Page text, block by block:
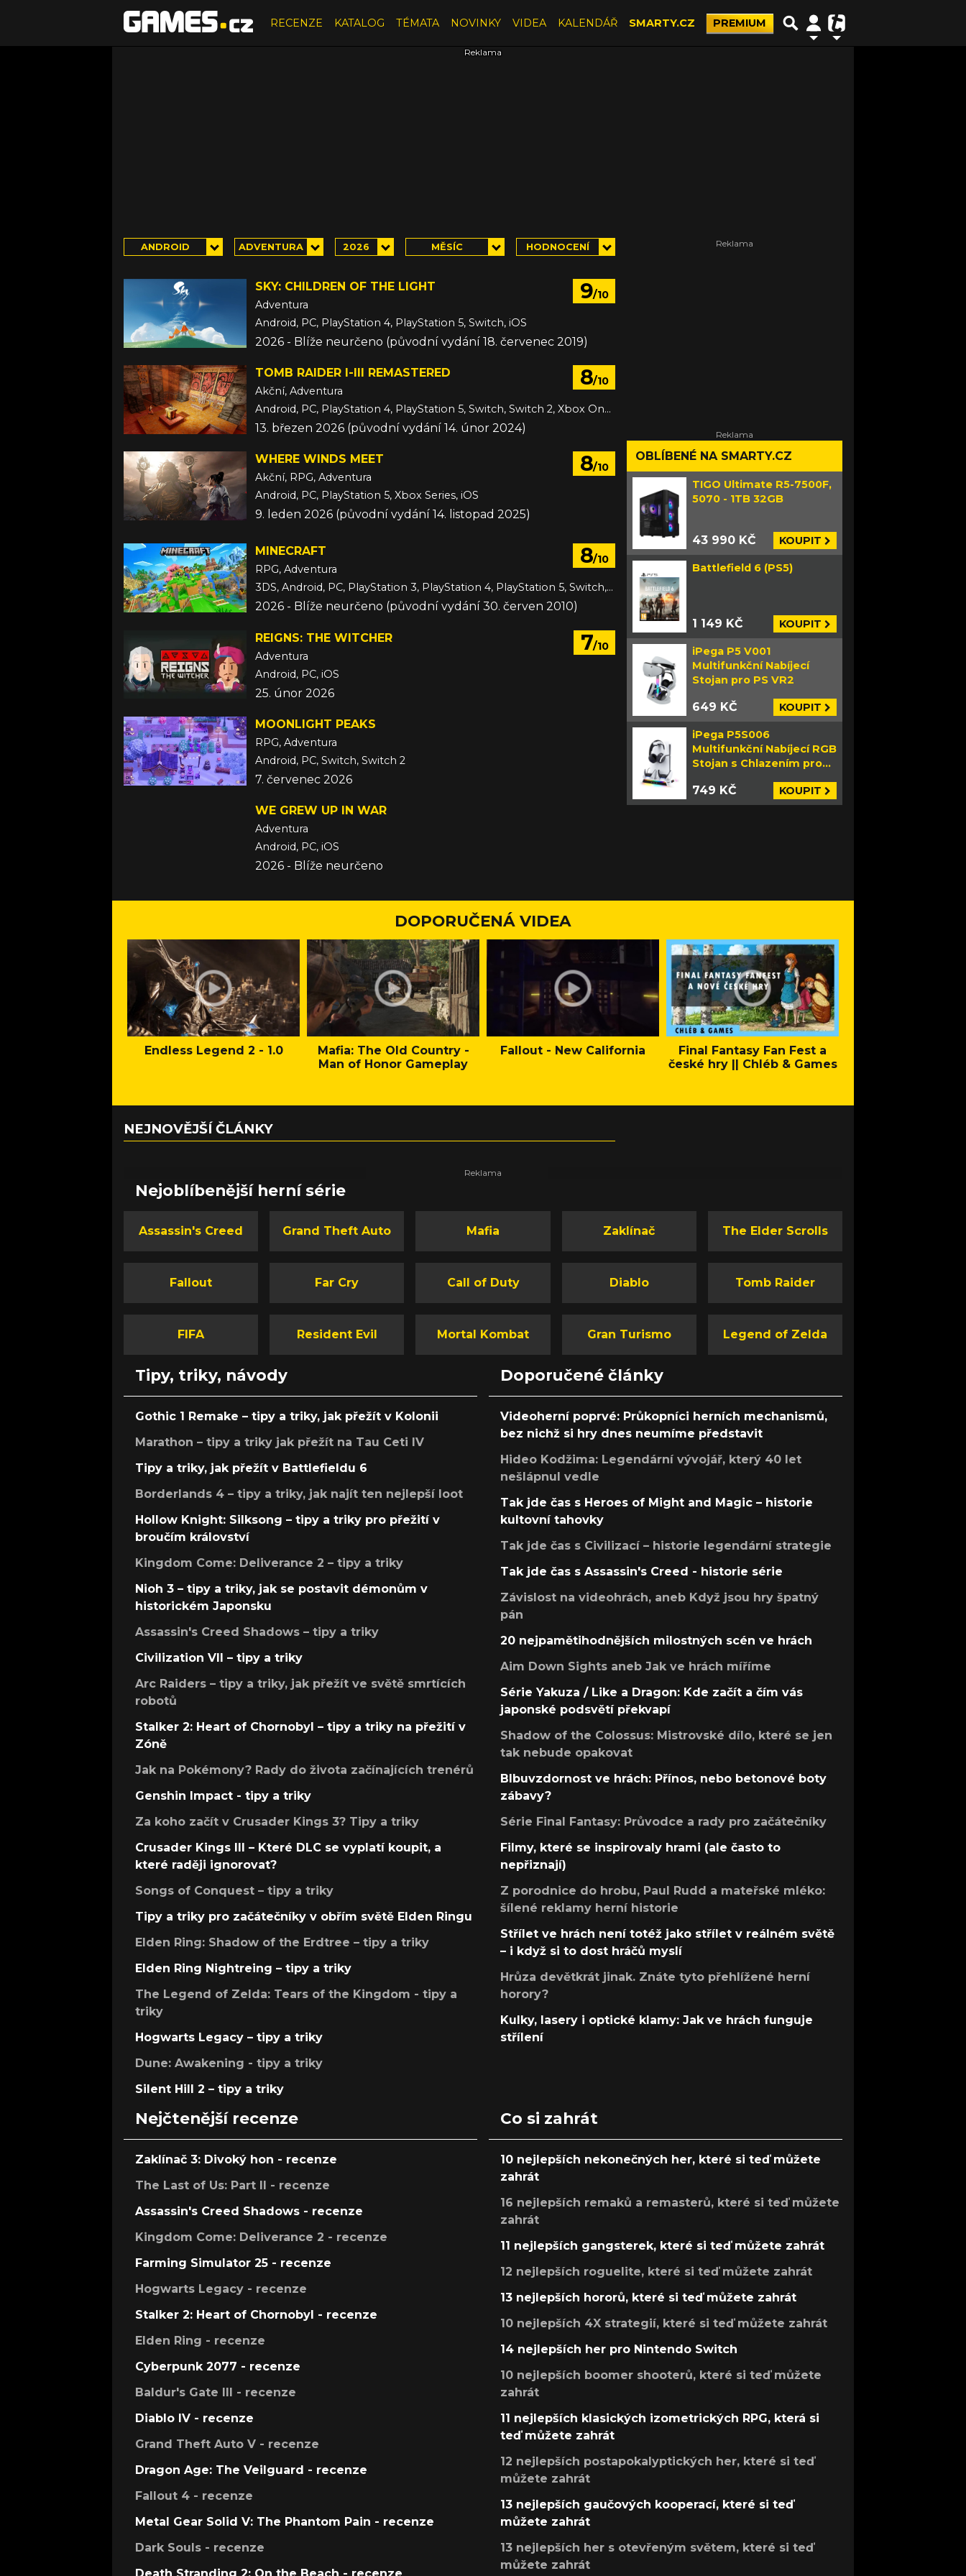
RECENZE KATALOG TÉMATA NOVINKY VIDEA KALENDÁŘ SMARTY.CZ PREMIUM
ANDROID ADVENTURA 2026 MĚSÍC HODNOCENÍ
9/10
SKY: CHILDREN OF THE LIGHT
Adventura
Android, PC, PlayStation 4, PlayStation 5, Switch, iOS
2026 - Blíže neurčeno (původní vydání 18. červenec 2019)
8/10
TOMB RAIDER I-III REMASTERED
Akční, Adventura
Android, PC, PlayStation 4, PlayStation 5, Switch, Switch 2, Xbox One, Xbox Series, iOS
13. březen 2026 (původní vydání 14. únor 2024)
8/10
WHERE WINDS MEET
Akční, RPG, Adventura
Android, PC, PlayStation 5, Xbox Series, iOS
9. leden 2026 (původní vydání 14. listopad 2025)
8/10
MINECRAFT
RPG, Adventura
3DS, Android, PC, PlayStation 3, PlayStation 4, PlayStation 5, Switch, Switch 2, VITA, Wii U, Xbox 360, Xbox One, Xbox Series, iOS
2026 - Blíže neurčeno (původní vydání 30. červen 2010)
7/10
REIGNS: THE WITCHER
Adventura
Android, PC, iOS
25. únor 2026
MOONLIGHT PEAKS
RPG, Adventura
Android, PC, Switch, Switch 2
7. červenec 2026
WE GREW UP IN WAR
Adventura
Android, PC, iOS
2026 - Blíže neurčeno
OBLÍBENÉ NA SMARTY.CZ
TIGO Ultimate R5-7500F,
5070 - 1TB 32GB
43 990 KČ KOUPIT
Battlefield 6 (PS5)
1 149 KČ KOUPIT
iPega P5 V001
Multifunkční Nabíjecí
Stojan pro PS VR2
649 KČ KOUPIT
iPega P5S006
Multifunkční Nabíjecí RGB
Stojan s Chlazením pro
749 KČ KOUPIT
DOPORUČENÁ VIDEA
Endless Legend 2 - 1.0
Mafia: The Old Country -
Man of Honor Gameplay
Fallout - New California
Final Fantasy Fan Fest a
české hry || Chléb & Games
NEJNOVĚJŠÍ ČLÁNKY
Nejoblíbenější herní série
Assassin's Creed Grand Theft Auto Mafia Zaklínač The Elder Scrolls
Fallout Far Cry Call of Duty Diablo Tomb Raider
FIFA Resident Evil Mortal Kombat Gran Turismo Legend of Zelda
Tipy, triky, návody
Gothic 1 Remake – tipy a triky, jak přežít v Kolonii
Marathon – tipy a triky jak přežít na Tau Ceti IV
Tipy a triky, jak přežít v Battlefieldu 6
Borderlands 4 – tipy a triky, jak najít ten nejlepší loot
Hollow Knight: Silksong – tipy a triky pro přežití v
broučím království
Kingdom Come: Deliverance 2 – tipy a triky
Nioh 3 – tipy a triky, jak se postavit démonům v
historickém Japonsku
Assassin's Creed Shadows – tipy a triky
Civilization VII – tipy a triky
Arc Raiders – tipy a triky, jak přežít ve světě smrtících
robotů
Stalker 2: Heart of Chornobyl – tipy a triky na přežití v
Zóně
Jak na Pokémony? Rady do života začínajících trenérů
Genshin Impact - tipy a triky
Za koho začít v Crusader Kings 3? Tipy a triky
Crusader Kings III – Které DLC se vyplatí koupit, a
které raději ignorovat?
Songs of Conquest – tipy a triky
Tipy a triky pro začátečníky v obřím světě Elden Ringu
Elden Ring: Shadow of the Erdtree – tipy a triky
Elden Ring Nightreing – tipy a triky
The Legend of Zelda: Tears of the Kingdom - tipy a
triky
Hogwarts Legacy – tipy a triky
Dune: Awakening - tipy a triky
Silent Hill 2 – tipy a triky
Doporučené články
Videoherní poprvé: Průkopníci herních mechanismů,
bez nichž si hry dnes neumíme představit
Hideo Kodžima: Legendární vývojář, který 40 let
nešlápnul vedle
Tak jde čas s Heroes of Might and Magic – historie
kultovní tahovky
Tak jde čas s Civilizací – historie legendární strategie
Tak jde čas s Assassin's Creed - historie série
Závislost na videohrách, aneb Když jsou hry špatný
pán
20 nejpamětihodnějších milostných scén ve hrách
Aim Down Sights aneb Jak ve hrách míříme
Série Yakuza / Like a Dragon: Kde začít a čím vás
japonské podsvětí překvapí
Shadow of the Colossus: Mistrovské dílo, které se jen
tak nebude opakovat
Blbuvzdornost ve hrách: Přínos, nebo betonové boty
zábavy?
Série Final Fantasy: Průvodce a rady pro začátečníky
Filmy, které se inspirovaly hrami (ale často to
nepřiznají)
Z porodnice do hrobu, Paul Rudd a mateřské mléko:
šílené reklamy herní historie
Střílet ve hrách není totéž jako střílet v reálném světě
– i když si to dost hráčů myslí
Hrůza devětkrát jinak. Znáte tyto přehlížené herní
horory?
Kulky, lasery i optické klamy: Jak ve hrách funguje
střílení
Nejčtenější recenze
Zaklínač 3: Divoký hon - recenze
The Last of Us: Part II - recenze
Assassin's Creed Shadows - recenze
Kingdom Come: Deliverance 2 - recenze
Farming Simulator 25 - recenze
Hogwarts Legacy - recenze
Stalker 2: Heart of Chornobyl - recenze
Elden Ring - recenze
Cyberpunk 2077 - recenze
Baldur's Gate III - recenze
Diablo IV - recenze
Grand Theft Auto V - recenze
Dragon Age: The Veilguard - recenze
Fallout 4 - recenze
Metal Gear Solid V: The Phantom Pain - recenze
Dark Souls - recenze
Co si zahrát
10 nejlepších nekonečných her, které si teď můžete
zahrát
16 nejlepších remaků a remasterů, které si teď můžete
zahrát
11 nejlepších gangsterek, které si teď můžete zahrát
12 nejlepších roguelite, které si teď můžete zahrát
13 nejlepších hororů, které si teď můžete zahrát
10 nejlepších 4X strategií, které si teď můžete zahrát
14 nejlepších her pro Nintendo Switch
10 nejlepších boomer shooterů, které si teď můžete
zahrát
11 nejlepších klasických izometrických RPG, která si
teď můžete zahrát
12 nejlepších postapokalyptických her, které si teď
můžete zahrát
13 nejlepších gaučových kooperací, které si teď
můžete zahrát
13 nejlepších her s otevřeným světem, které si teď
můžete zahrát